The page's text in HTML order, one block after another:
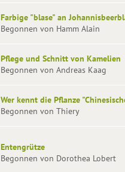
Farbige "blase" an
Begonnen von Hamm Alain
Pflege und Schnitt von Kamelien
Begonnen von Andreas Kaag
Wer kennt die Pflanze
Begonnen von Thiery
Entengrütze
Begonnen von Dorothea Lobert